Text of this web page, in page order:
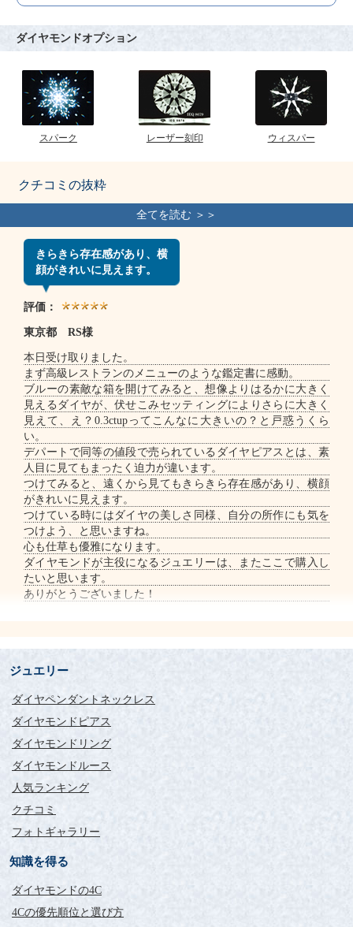
ダイヤモンドオプション
スパーク レーザー刻印 ウィスパー
クチコミの抜粋
きらきら存在感があり、横
顔がきれいに見えます。
評価：
東京都 RS様
本日受け取りました。
まず高級レストランのメニューのような鑑定書に感動。
ブルーの素敵な箱を開けてみると、想像よりはるかに大きく
見えるダイヤが、伏せこみセッティングによりさらに大きく
見えて、え？0.3ctupってこんなに大きいの？と戸惑うくら
い。
デパートで同等の値段で売られているダイヤピアスとは、素
人目に見てもまったく迫力が違います。
つけてみると、遠くから見てもきらきら存在感があり、横顔
がきれいに見えます。
つけている時にはダイヤの美しさ同様、自分の所作にも気を
つけよう、と思いますね。
心も仕草も優雅になります。
ダイヤモンドが主役になるジュエリーは、またここで購入し
たいと思います。
ありがとうございました！
ジュエリー
ダイヤペンダントネックレス
ダイヤモンドピアス
ダイヤモンドリング
ダイヤモンドルース
人気ランキング
クチコミ
フォトギャラリー
知識を得る
ダイヤモンドの4C
4Cの優先順位と選び方